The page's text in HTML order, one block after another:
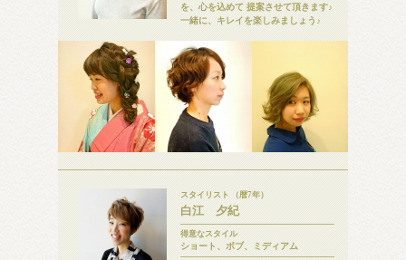
を、心を込めて 提案させて頂きます♪
一緒に、キレイを楽しみましょう♪
スタイリスト （暦7年）
白江 夕紀
得意なスタイル
ショート、ボブ、ミディアム